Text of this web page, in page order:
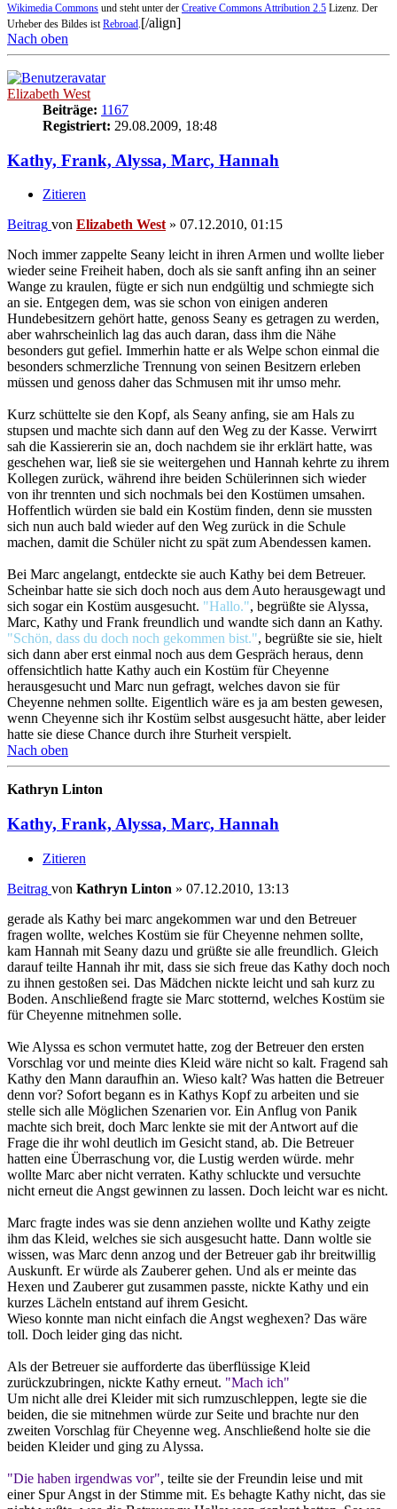
Wikimedia Commons und steht unter der Creative Commons Attribution 2.5 Lizenz. Der
Urheber des Bildes istRebroad.[/align]
Nach oben
Elizabeth West
Beiträge: 1167
Registriert: 29.08.2009, 18:48
Kathy, Frank, Alyssa, Marc, Hannah
Zitieren
Beitrag von Elizabeth West» 07.12.2010, 01:15
Noch immer zappelte Seany leicht in ihren Armen und wollte lieber
wieder seine Freiheit haben, doch als sie sanft anfing ihn an seiner
Wange zu kraulen, fügte er sich nun endgültig und schmiegte sich
an sie. Entgegen dem, was sie schon von einigen anderen
Hundebesitzern gehört hatte, genoss Seany es getragen zu werden,
aber wahrscheinlich lag das auch daran, dass ihm die Nähe
besonders gut gefiel. Immerhin hatte er als Welpe schon einmal die
besonders schmerzliche Trennung von seinen Besitzern erleben
müssen und genoss daher das Schmusen mit ihr umso mehr.
Kurz schüttelte sie den Kopf, als Seany anfing, sie am Hals zu
stupsen und machte sich dann auf den Weg zu der Kasse. Verwirrt
sah die Kassiererin sie an, doch nachdem sie ihr erklärt hatte, was
geschehen war, ließ sie sie weitergehen und Hannah kehrte zu ihrem
Kollegen zurück, während ihre beiden Schülerinnen sich wieder
von ihr trennten und sich nochmals bei den Kostümen umsahen.
Hoffentlich würden sie bald ein Kostüm finden, denn sie mussten
sich nun auch bald wieder auf den Weg zurück in die Schule
machen, damit die Schüler nicht zu spät zum Abendessen kamen.
Bei Marc angelangt, entdeckte sie auch Kathy bei dem Betreuer.
Scheinbar hatte sie sich doch noch aus dem Auto herausgewagt und
sich sogar ein Kostüm ausgesucht. "Hallo.", begrüßte sie Alyssa,
Marc, Kathy und Frank freundlich und wandte sich dann an Kathy.
"Schön, dass du doch noch gekommen bist.", begrüßte sie sie, hielt
sich dann aber erst einmal noch aus dem Gespräch heraus, denn
offensichtlich hatte Kathy auch ein Kostüm für Cheyenne
herausgesucht und Marc nun gefragt, welches davon sie für
Cheyenne nehmen sollte. Eigentlich wäre es ja am besten gewesen,
wenn Cheyenne sich ihr Kostüm selbst ausgesucht hätte, aber leider
hatte sie diese Chance durch ihre Sturheit verspielt.
Nach oben
Kathryn Linton
Kathy, Frank, Alyssa, Marc, Hannah
Zitieren
Beitrag von Kathryn Linton » 07.12.2010, 13:13
gerade als Kathy bei marc angekommen war und den Betreuer
fragen wollte, welches Kostüm sie für Cheyenne nehmen sollte,
kam Hannah mit Seany dazu und grüßte sie alle freundlich. Gleich
darauf teilte Hannah ihr mit, dass sie sich freue das Kathy doch noch
zu ihnen gestoßen sei. Das Mädchen nickte leicht und sah kurz zu
Boden. Anschließend fragte sie Marc stotternd, welches Kostüm sie
für Cheyenne mitnehmen solle.
Wie Alyssa es schon vermutet hatte, zog der Betreuer den ersten
Vorschlag vor und meinte dies Kleid wäre nicht so kalt. Fragend sah
Kathy den Mann daraufhin an. Wieso kalt? Was hatten die Betreuer
denn vor? Sofort begann es in Kathys Kopf zu arbeiten und sie
stelle sich alle Möglichen Szenarien vor. Ein Anflug von Panik
machte sich breit, doch Marc lenkte sie mit der Antwort auf die
Frage die ihr wohl deutlich im Gesicht stand, ab. Die Betreuer
hatten eine Überraschung vor, die Lustig werden würde. mehr
wollte Marc aber nicht verraten. Kathy schluckte und versuchte
nicht erneut die Angst gewinnen zu lassen. Doch leicht war es nicht.
Marc fragte indes was sie denn anziehen wollte und Kathy zeigte
ihm das Kleid, welches sie sich ausgesucht hatte. Dann woltle sie
wissen, was Marc denn anzog und der Betreuer gab ihr breitwillig
Auskunft. Er würde als Zauberer gehen. Und als er meinte das
Hexen und Zauberer gut zusammen passte, nickte Kathy und ein
kurzes Lächeln entstand auf ihrem Gesicht.
Wieso konnte man nicht einfach die Angst weghexen? Das wäre
toll. Doch leider ging das nicht.
Als der Betreuer sie aufforderte das überflüssige Kleid
zurückzubringen, nickte Kathy erneut. "Mach ich"
Um nicht alle drei Kleider mit sich rumzuschleppen, legte sie die
beiden, die sie mitnehmen würde zur Seite und brachte nur den
zweiten Vorschlag für Cheyenne weg. Anschließend holte sie die
beiden Kleider und ging zu Alyssa.
"Die haben irgendwas vor", teilte sie der Freundin leise und mit
einer Spur Angst in der Stimme mit. Es behagte Kathy nicht, das sie